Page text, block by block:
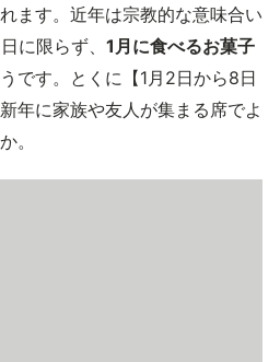
ます。近年は宗教的な意味合い
に限らず、 1月に食べるお菓子
です。とくに【1月2日から8日
年に家族や友人が集まる席でよ
。